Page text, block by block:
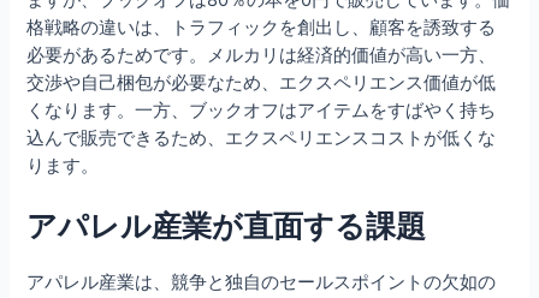
格戦略の違いは、トラフィックを創出し、顧客を誘致する
必要があるためです。メルカリは経済的価値が高い一方、
交渉や自己梱包が必要なため、エクスペリエンス価値が低
くなります。一方、ブックオフはアイテムをすばやく持ち
込んで販売できるため、エクスペリエンスコストが低くな
ります。
アパレル産業が直面する課題
アパレル産業は、競争と独自のセールスポイントの欠如の